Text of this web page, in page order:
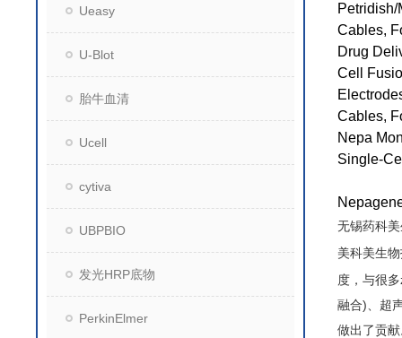
Ueasy
U-Blot
胎牛血清
Ucell
cytiva
UBPBIO
发光HRP底物
PerkinElmer
Cables,
Drug
Cell
Cables,
Nepa
Single-
无锡药科
美科美生
度，与很
融合)、超
做出了贡